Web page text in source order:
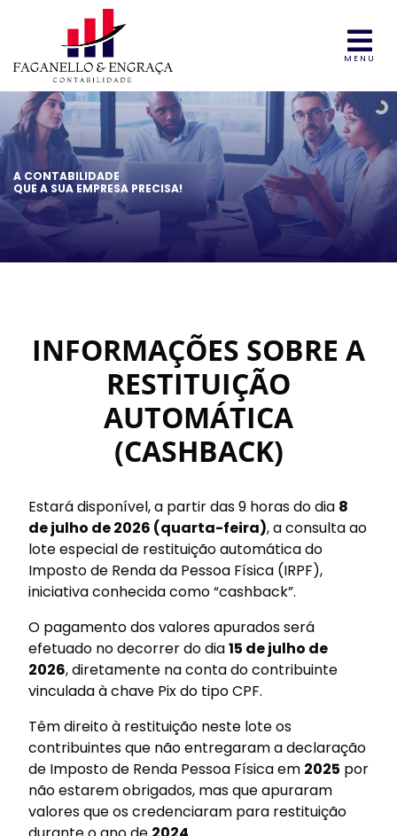
MENU
A CONTABILIDADE
QUE A SUA EMPRESA PRECISA!
INFORMAÇÕES SOBRE A
RESTITUIÇÃO
AUTOMÁTICA
(CASHBACK)
Estará disponível, a partir das 9 horas do dia 8
de julho de 2026 (quarta-feira), a consulta ao
lote especial de restituição automática do
Imposto de Renda da Pessoa Física (IRPF),
iniciativa conhecida como “cashback”.
O pagamento dos valores apurados será
efetuado no decorrer do dia15 de julho de
2026, diretamente na conta do contribuinte
vinculada à chave Pix do tipo CPF.
Têm direito à restituição neste lote os
contribuintes que não entregaram a declaração
de Imposto de Renda Pessoa Física em 2025 por
não estarem obrigados, mas que apuraram
valores que os credenciaram para restituição